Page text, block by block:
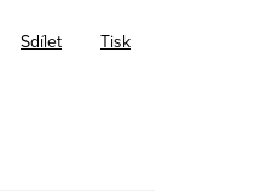
Tisk
Sdílet